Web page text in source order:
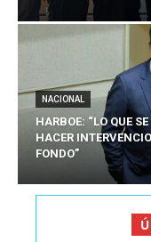
NACIONAL
HARBOE: “LO QUE
HACER
FONDO”